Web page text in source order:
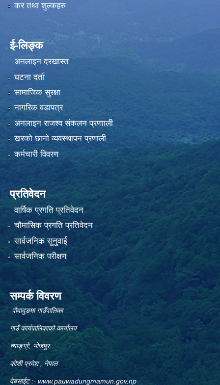
कर तथा शुल्कहरु
ई-लिङ्क
अनलाइन दरखास्त
घटना दर्ता
सामाजिक सुरक्षा
नागरिक वडापत्र
अनलाइन राजश्व संकलन प्रणााली
खरको छानो व्यवस्थापन प्रणाली
कर्मचारी विवरण
प्रतिवेदन
वार्षिक प्रगति प्रतिवेदन
चौमासिक प्रगति प्रतिवेदन
सार्वजनिक सुनुवाई
सार्वजनिक परीक्षण
सम्पर्क विवरण
पौवादुङमा गाउँपालिका
गाउँ कार्यपालिकाको कार्यालय
च्याङ्ग्रे, भोजपुर
कोशी प्रदेश , नेपाल
वेबसाईट :- www.pauwadungmamun.gov.np